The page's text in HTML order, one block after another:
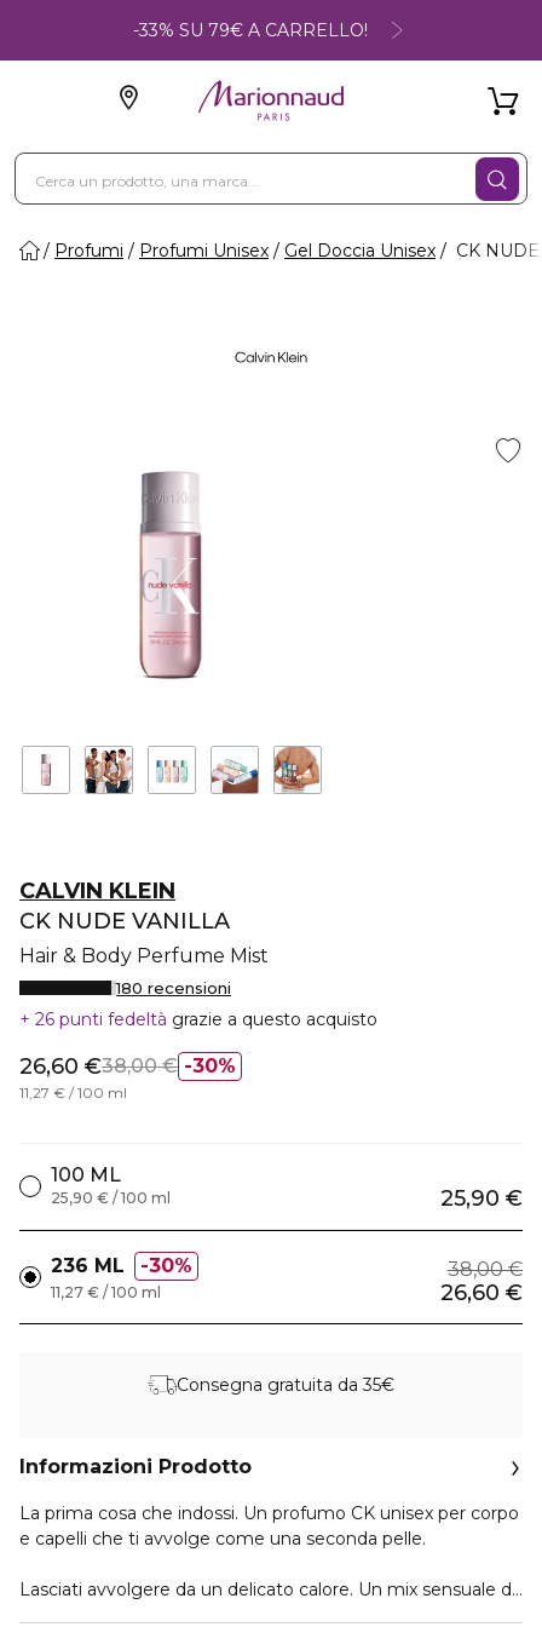
-33% SU 79€ A CARRELLO!
Profumi Profumi Unisex Gel Doccia Unisex CK
CALVIN KLEIN
CK NUDE VANILLA
Hair & Body Perfume Mist
180 recensioni
26 punti fedeltà grazie a questo acquisto
30%
26,60 €38,00 €
11,27 € / 100 ml
100 ML
25,90 €
25,90 € / 100 ml
236 ML 30% 38,00 €
26,60 €
11,27 € / 100 ml
Consegna gratuita da 35€
Informazioni Prodotto
La prima cosa che indossi. Un profumo CK unisex per corpo
e capelli che ti avvolge come una seconda pelle.
Lasciati avvolgere da un delicato calore. Un mix sensuale di